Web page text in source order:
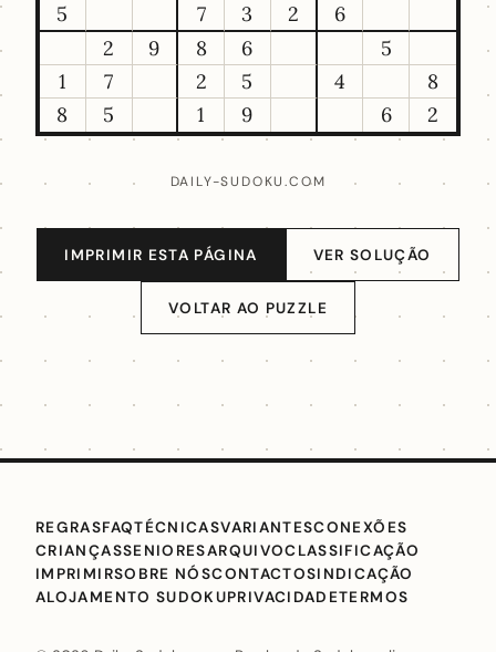
5
7 3 2
6
2
9 8 6
5
1
7 2 5 4
8
8
5 1 9 6 2
DAILY-SUDOKU.COM
IMPRIMIR ESTA PÁGINA VER SOLUÇÃO
VOLTAR AO PUZZLE
REGRASFAQTÉCNICASVARIANTESCONEXÕES
CRIANÇASSENIORESARQUIVOCLASSIFICAÇÃO
IMPRIMIRSOBRE NÓSCONTACTOSINDICAÇÃO
ALOJAMENTO SUDOKUPRIVACIDADETERMOS